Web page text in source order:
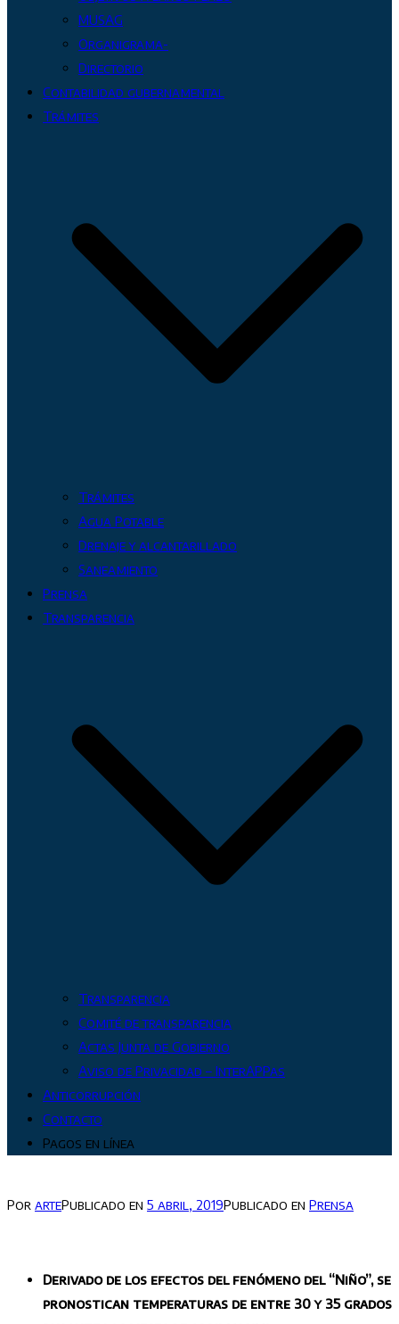
MUSAG
Organigrama-
Directorio
Contabilidad gubernamental
Trámites
Trámites
Agua Potable
Drenaje y alcantarillado
Saneamiento
Prensa
Transparencia
Transparencia
Comité de transparencia
Actas Junta de Gobierno
Aviso de Privacidad – InterAPPas
Anticorrupción
Contacto
Pagos en línea
Por artePublicado en 5 abril, 2019Publicado en Prensa
Derivado de los efectos del fenómeno del “Niño”, se
pronostican temperaturas de entre 30 y 35 grados